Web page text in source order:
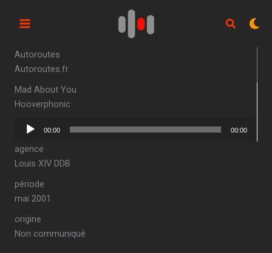
Autoroutes
Autoroutes.fr
Mad About You
Hooverphonic
Lecteur
00:00 00:00
agence
Louis XIV DDB
période
mai 2001
origine
Non communiqué